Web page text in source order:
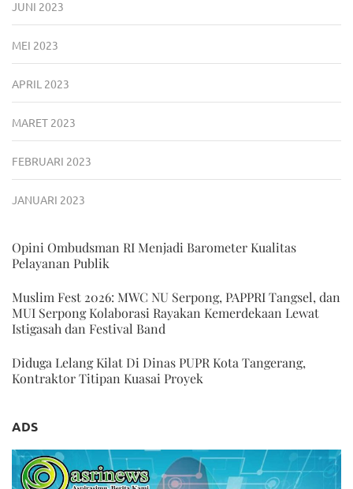
JUNI 2023
MEI 2023
APRIL 2023
MARET 2023
FEBRUARI 2023
JANUARI 2023
Opini Ombudsman RI Menjadi Barometer Kualitas
Pelayanan Publik
Muslim Fest 2026: MWC NU Serpong, PAPPRI Tangsel, dan
MUI Serpong Kolaborasi Rayakan Kemerdekaan Lewat
Istigasah dan Festival Band
Diduga Lelang Kilat Di Dinas PUPR Kota Tangerang,
Kontraktor Titipan Kuasai Proyek
ADS